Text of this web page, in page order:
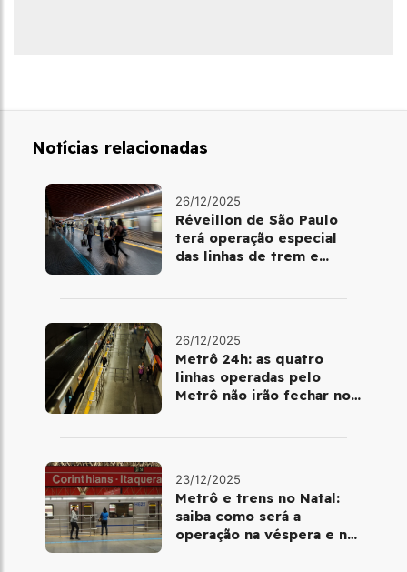
Notícias relacionadas
26/12/2025
Réveillon de São Paulo
terá operação especial
das linhas de trem e
26/12/2025
Metrô 24h: as quatro
linhas operadas pelo
Metrô não irão fechar no
23/12/2025
Metrô e trens no Natal:
saiba como será a
operação na véspera e no